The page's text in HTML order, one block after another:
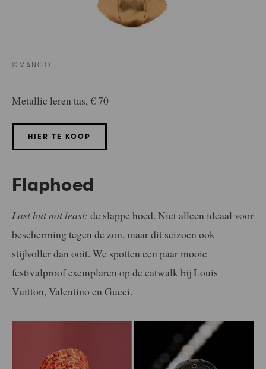
©MANGO
Metallic leren tas, € 70
HIER TE KOOP
Flaphoed
Last but not least: de slappe hoed. Niet alleen ideaal voor
bescherming tegen de zon, maar dit seizoen ook
stijlvoller dan ooit. We spotten een paar mooie
festivalproof exemplaren op de catwalk bij Louis
Vuitton, Valentino en Gucci.